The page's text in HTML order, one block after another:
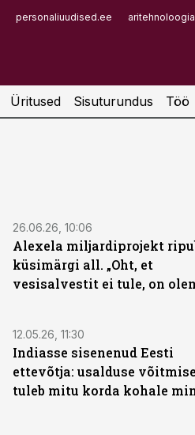
personaliuudised.ee
Üritused Sisuturundus Töö
26.06.26, 10:06
Alexela miljardiprojekt
küsimärgi all. „Oht, et
vesisalvestit ei tule, on
12.05.26, 11:30
Indiasse sisenenud Eesti
ettevõtja: usalduse
tuleb mitu korda kohale